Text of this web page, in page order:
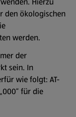
den ökologischen
werden.
der
sein. In
wie folgt: AT-
für die